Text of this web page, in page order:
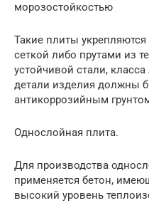
морозостойкостью
Такие плиты
сеткой либо прутами из
устойчивой стали,
детали изделия должны
антикоррозийным
Однослойная плита.
Для производства
применяется бетон,
высокий уровень